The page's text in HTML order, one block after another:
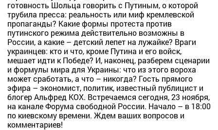
готовность Шольца говорить с Путиным, о которой
трубила пресса: реальность или миф кремлевской
пропаганды? Какие формы протеста против
путинского режима действительно возможны в
России, а какие – детский лепет на лужайке? Враги
украинцев: кто и что, кроме Путина и его войск,
мешает идти к Победе? И, наконец, разберем сценарии
и формулы мира для Украины: что из этого вороха
может сработать, а что – никогда? Гость прямого
эфира – экономист, политик, известный публицист и
блогер Альфред КОХ. Встречаемся сегодня, 23 ноября,
на канале Форума свободной России. Начало – в 18:00
по киевскому времени. Ждем ваших вопросов и
комментариев!